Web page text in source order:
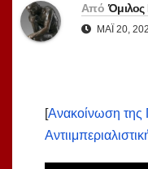
Από Όμιλος
ΜΆΙ 20,
[Ανακοίνωση της